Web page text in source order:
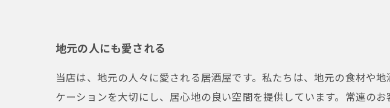
地元の人にも愛される
当店は、地元の人々に愛される居酒屋です。私たちは、地元の食材や
ケーションを大切にし、居心地の良い空間を提供しています。常連の